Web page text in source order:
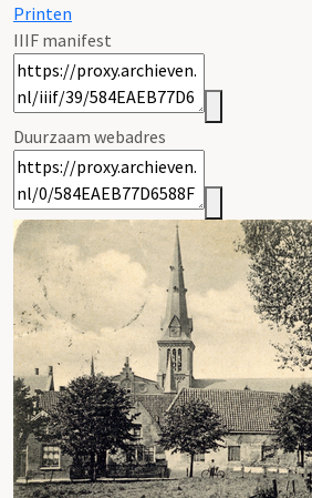
Printen
IIIF manifest
Duurzaam webadres